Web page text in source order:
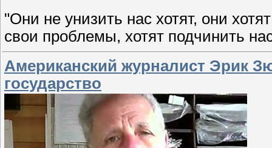
"Они не унизить нас хотят, они
свои проблемы, хотят подчинить
Американский журналист Эрик
государство